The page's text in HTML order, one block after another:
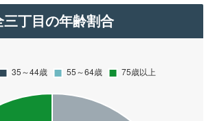
丁目の年齢割合